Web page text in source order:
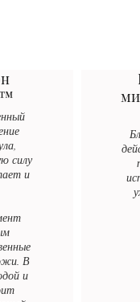
силу
и
В
и